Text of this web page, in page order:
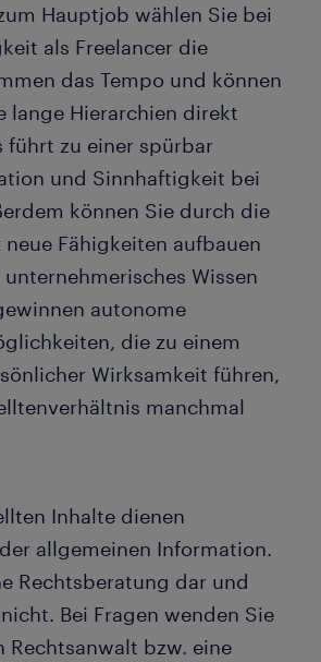
Hauptjob wählen Sie bei
als Freelancer die
das Tempo und können
lange Hierarchien direkt
führt zu einer spürbar
und Sinnhaftigkeit bei
können Sie durch die
Fähigkeiten aufbauen
Wissen
autonome
die zu einem
Wirksamkeit führen,
manchmal
Inhalte dienen
allgemeinen Information.
Rechtsberatung dar und
Bei Fragen wenden Sie
Rechtsanwalt bzw. eine